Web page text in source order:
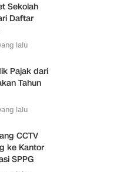
Sekolah
Daftar
lalu
Pajak dari
Tahun
lalu
CCTV
ke Kantor
SPPG